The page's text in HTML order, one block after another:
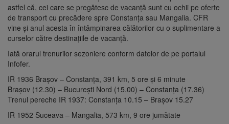
astfel că, cei care se pregătesc de vacanţă sunt cu ochii pe oferte
de transport cu precădere spre Constanţa sau Mangalia. CFR
vine şi anul acesta în întâmpinarea călătorilor cu o suplimentare a
curselor către destinaţiile de vacanţă.
Iată orarul trenurilor sezoniere conform datelor de pe portalul
Infofer.
IR 1936 Brașov – Constanța, 391 km, 5 ore și 6 minute
Brașov (12.30) – București Nord (15.00) – Constanța (17.36)
Trenul pereche IR 1937: Constanța 10.15 – Brașov 15.27
IR 1952 Suceava – Mangalia, 573 km, 9 ore jumătate